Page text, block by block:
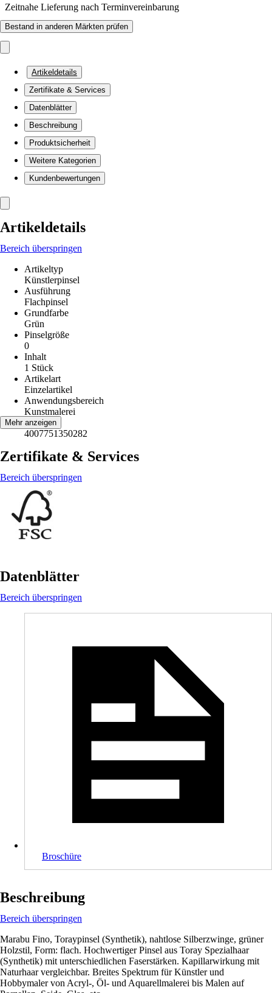
Zeitnahe Lieferung nach Terminvereinbarung
Bestand in anderen Märkten prüfen
Artikeldetails
Zertifikate & Services
Datenblätter
Beschreibung
Produktsicherheit
Weitere Kategorien
Kundenbewertungen
Artikeldetails
Bereich überspringen
Artikeltyp
Künstlerpinsel
Ausführung
Flachpinsel
Grundfarbe
Grün
Pinselgröße
0
Inhalt
1 Stück
Artikelart
Einzelartikel
Anwendungsbereich
Kunstmalerei
EAN
4007751350282
Mehr anzeigen
Zertifikate & Services
Bereich überspringen
Datenblätter
Bereich überspringen
Broschüre
Beschreibung
Bereich überspringen
Marabu Fino, Toraypinsel (Synthetik), nahtlose Silberzwinge, grüner
Holzstil, Form: flach. Hochwertiger Pinsel aus Toray Spezialhaar
(Synthetik) mit unterschiedlichen Faserstärken. Kapillarwirkung mit
Naturhaar vergleichbar. Breites Spektrum für Künstler und
Hobbymaler von Acryl-, Öl- und Aquarellmalerei bis Malen auf